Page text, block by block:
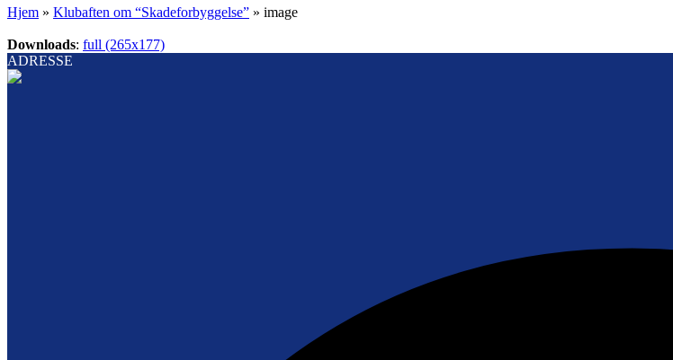
Hjem » Klubaften om “Skadeforbyggelse” » image
Downloads: full (265x177)
ADRESSE